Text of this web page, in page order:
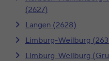
(2627)
Langen (2628)
Limburg-Weilburg
Limburg-Weilburg